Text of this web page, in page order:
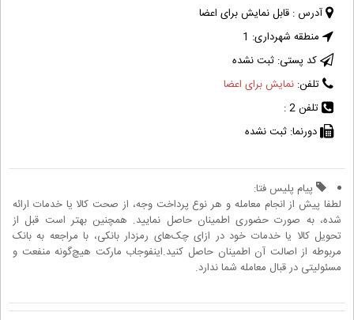
آدرس : قابل نمایش برای اعضا
منطقه شهرداری: 1
کد پستی: ثبت نشده
تلفن: نمایش برای اعضا
تلفن 2 :
دورنما: ثبت نشده
پیام پلیس فتا:
لطفا پیش از انجام معامله و هر نوع پرداخت وجه، از صحت کالا یا خدمات ارائه
شده، به صورت حضوری اطمینان حاصل نمایید. همچنین بهتر است قبل از
تحویل کالا یا خدمات خود در ازای چک‌های رمزدار بانکی، با مراجعه به بانک
مربوطه از اصالت آن اطمینان حاصل کنید.اینفوجاب مارکت هیچ‌گونه منفعت و
مسئولیتی در قبال معامله شما ندارد.